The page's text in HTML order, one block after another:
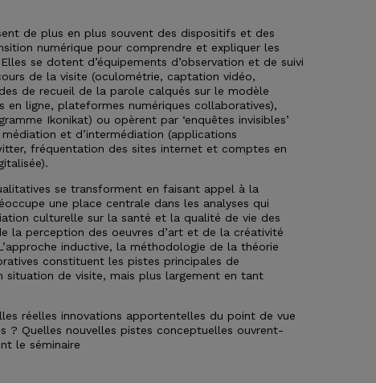
de plus en plus souvent des dispositifs et des
numérique pour comprendre et expliquer les
se dotent d’équipements d’observation et de suivi
de la visite (oculométrie, captation vidéo,
de recueil de la parole calqués sur le modèle
en ligne, plateformes numériques collaboratives),
Ikonikat) ou opèrent par ‘enquêtes invisibles’
et d’intermédiation (applications
fréquentation des sites internet et comptes en
se transforment en faisant appel à la
une place centrale dans les analyses qui
culturelle sur la santé et la qualité de vie des
la perception des oeuvres d’art et de la créativité
inductive, la méthodologie de la théorie
constituent les pistes principales de
situation de visite, mais plus largement en tant
réelles innovations apportentelles du point de vue
? Quelles nouvelles pistes conceptuelles ouvrent-
le séminaire